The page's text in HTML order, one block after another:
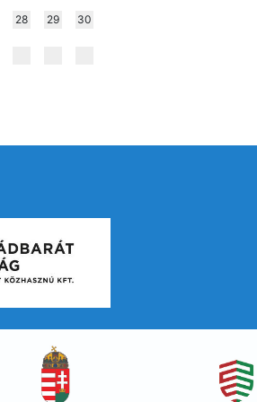
28 29 30